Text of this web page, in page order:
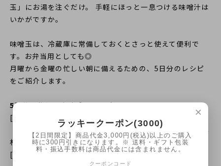
玉」にお湯を注ぐだけ。 手軽にほっと一息つける味噌汁は
いかがですか。
味噌玉は、冷蔵庫に常備しておくとさっと使えて便利で
す。お弁当用としても◎
月曜から金曜の忙しい朝に備えるための、5日分のレシピ
をご紹介します。
5日分の作り置き味噌玉レシピ
[材料]
味噌 大さじ5､ 基本だし(粉末だし) 大さじ1､ お好みの具
材
[作り方]
×
ラッキークーポン(3000)
【2日間限定】商品代金3,000円(税込)以上のご購入
時に300円引きになります。※ 送料・ギフト包装
料・振込手数料は商品代金には含まれません。
クーポンコード